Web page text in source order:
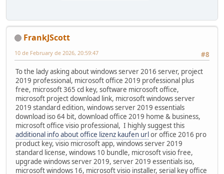
FrankJScott
#8
10 de February de 2026, 20:59:47
To the lady asking about windows server 2016 server, project
2019 professional, microsoft office 2019 professional plus
free, microsoft 365 cd key, software microsoft office,
microsoft project download link, microsoft windows server
2019 standard edition, windows server 2019 essentials
download iso 64 bit, download office 2019 home & business,
microsoft office visio professional, I highly suggest this
additional info about office lizenz kaufen urlor office 2016 pro
product key, visio microsoft app, windows server 2019
standard license, windows 10 bundle, microsoft visio free,
upgrade windows server 2019, server 2019 essentials iso,
microsoft windows 16, microsoft visio installer, serial key office